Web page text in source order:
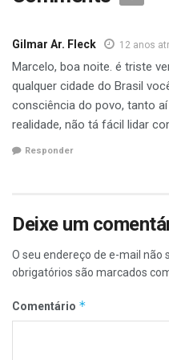
pelas principais ruas da
encontrados se
fome eles são vítimas
principalmente de
Gilmar Ar. Fleck 12 anos
Marcelo, boa noite. é triste
qualquer cidade do Brasil
consciência do povo, tanto
realidade, não tá fácil lidar
Responder
Deixe um
O seu endereço de e-mail não
obrigatórios são marcados
Comentário *